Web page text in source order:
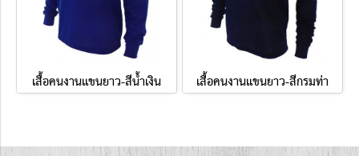
เสื้อคนงานแขนยาว-สีน้ำเงิน เสื้อคนงานแขนยาว-สีกรมท่า